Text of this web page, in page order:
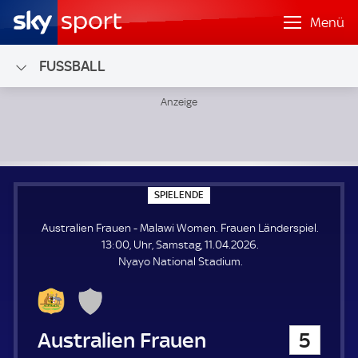
Menü
FUSSBALL
SPIELENDE
P
E
L
E
N
Australien Frauen - Malawi Women. Frauen Länderspiel.
13:00, Uhr, Samstag, 11.04.2026.
Nyayo National Stadium.
Australien Frauen 5